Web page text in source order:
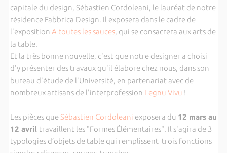
capitale du design, Sébastien Cordoleani, le lauréat de notre
résidence Fabbrica Design. Il exposera dans le cadre de
l'exposition A toutes les sauces, qui se consacrera aux arts de
la table.
Et la très bonne nouvelle, c'est que notre designer a choisi
d'y présenter des travaux qu'il élabore chez nous, dans son
bureau d'étude de l'Université, en partenariat avec de
nombreux artisans de l'interprofession Legnu Vivu !
Les pièces que Sébastien Cordoleani exposera du 12 mars au
12 avril travaillent les "Formes Élémentaires". Il s'agira de 3
typologies d’objets de table qui remplissent trois fonctions